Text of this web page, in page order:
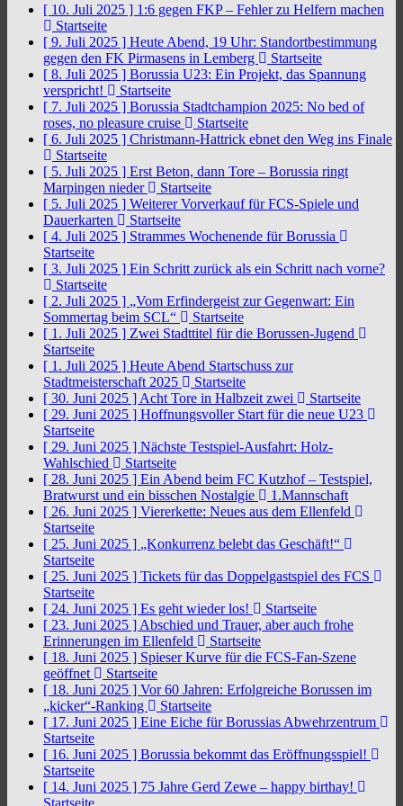
[ 10. Juli 2025 ] 1:6 gegen FKP – Fehler zu Helfern machen
Startseite
[ 9. Juli 2025 ] Heute Abend, 19 Uhr: Standortbestimmung
gegen den FK Pirmasens in Lemberg
Startseite
[ 8. Juli 2025 ] Borussia U23: Ein Projekt, das Spannung
verspricht!
Startseite
[ 7. Juli 2025 ] Borussia Stadtchampion 2025: No bed of
roses, no pleasure cruise
Startseite
[ 6. Juli 2025 ] Christmann-Hattrick ebnet den Weg ins Finale
Startseite
[ 5. Juli 2025 ] Erst Beton, dann Tore – Borussia ringt
Marpingen nieder
Startseite
[ 5. Juli 2025 ] Weiterer Vorverkauf für FCS-Spiele und
Dauerkarten
Startseite
[ 4. Juli 2025 ] Strammes Wochenende für Borussia
Startseite
[ 3. Juli 2025 ] Ein Schritt zurück als ein Schritt nach vorne?
Startseite
[ 2. Juli 2025 ] „Vom Erfindergeist zur Gegenwart: Ein
Sommertag beim SCL“
Startseite
[ 1. Juli 2025 ] Zwei Stadttitel für die Borussen-Jugend
Startseite
[ 1. Juli 2025 ] Heute Abend Startschuss zur
Stadtmeisterschaft 2025
Startseite
[ 30. Juni 2025 ] Acht Tore in Halbzeit zwei
Startseite
[ 29. Juni 2025 ] Hoffnungsvoller Start für die neue U23
Startseite
[ 29. Juni 2025 ] Nächste Testspiel-Ausfahrt: Holz-
Wahlschied
Startseite
[ 28. Juni 2025 ] Ein Abend beim FC Kutzhof – Testspiel,
Bratwurst und ein bisschen Nostalgie
1.Mannschaft
[ 26. Juni 2025 ] Viererkette: Neues aus dem Ellenfeld
Startseite
[ 25. Juni 2025 ] „Konkurrenz belebt das Geschäft!“
Startseite
[ 25. Juni 2025 ] Tickets für das Doppelgastspiel des FCS
Startseite
[ 24. Juni 2025 ] Es geht wieder los!
Startseite
[ 23. Juni 2025 ] Abschied und Trauer, aber auch frohe
Erinnerungen im Ellenfeld
Startseite
[ 18. Juni 2025 ] Spieser Kurve für die FCS-Fan-Szene
geöffnet
Startseite
[ 18. Juni 2025 ] Vor 60 Jahren: Erfolgreiche Borussen im
„kicker“-Ranking
Startseite
[ 17. Juni 2025 ] Eine Eiche für Borussias Abwehrzentrum
Startseite
[ 16. Juni 2025 ] Borussia bekommt das Eröffnungsspiel!
Startseite
[ 14. Juni 2025 ] 75 Jahre Gerd Zewe – happy birthay!
Startseite